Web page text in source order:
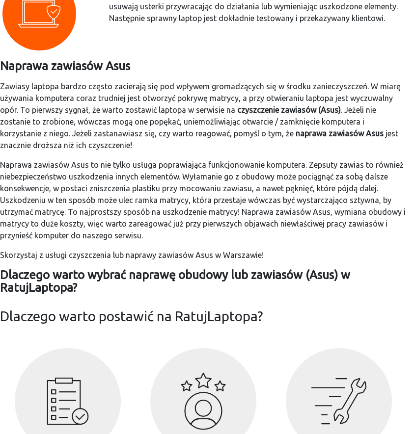
usuwają usterki przywracając do działania lub wymieniając uszkodzone elementy.
Następnie sprawny laptop jest dokładnie testowany i przekazywany klientowi.
Naprawa zawiasów Asus
Zawiasy laptopa bardzo często zacierają się pod wpływem gromadzących się w środku zanieczyszczeń. W miarę
używania komputera coraz trudniej jest otworzyć pokrywę matrycy, a przy otwieraniu laptopa jest wyczuwalny
opór. To pierwszy sygnał, że warto zostawić laptopa w serwisie na czyszczenie zawiasów (Asus). Jeżeli nie
zostanie to zrobione, wówczas mogą one popękać, uniemożliwiając otwarcie / zamknięcie komputera i
korzystanie z niego. Jeżeli zastanawiasz się, czy warto reagować, pomyśl o tym, że naprawa zawiasów Asus jest
znacznie droższa niż ich czyszczenie!
Naprawa zawiasów Asus to nie tylko usługa poprawiająca funkcjonowanie komputera. Zepsuty zawias to również
niebezpieczeństwo uszkodzenia innych elementów. Wyłamanie go z obudowy może pociągnąć za sobą dalsze
konsekwencje, w postaci zniszczenia plastiku przy mocowaniu zawiasu, a nawet pęknięć, które pójdą dalej.
Uszkodzeniu w ten sposób może ulec ramka matrycy, która przestaje wówczas być wystarczająco sztywna, by
utrzymać matrycę. To najprostszy sposób na uszkodzenie matrycy! Naprawa zawiasów Asus, wymiana obudowy i
matrycy to duże koszty, więc warto zareagować już przy pierwszych objawach niewłaściwej pracy zawiasów i
przynieść komputer do naszego serwisu.
Skorzystaj z usługi czyszczenia lub naprawy zawiasów Asus w Warszawie!
Dlaczego warto wybrać naprawę obudowy lub zawiasów (Asus) w
RatujLaptopa?
Dlaczego warto postawić na RatujLaptopa?